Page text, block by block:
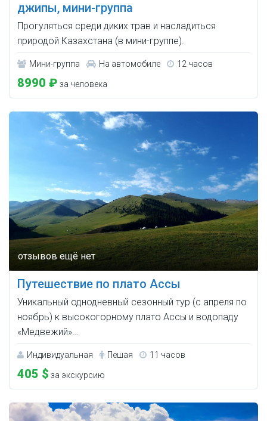
джипы, мини-группа
Прогуляться среди диких трав и насладиться
природой Казахстана (в мини-группе).
Мини-группа На автомобиле 12 часов
8990 ₽ за человека
Путешествие по плато Ассы
Уникальный однодневный сезонный тур (с апреля по
ноябрь) к высокогорному плато Ассы и водопаду
«Медвежий»…
Индивидуальная Пешая 11 часов
405 $ за экскурсию